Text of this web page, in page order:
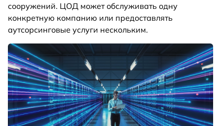
сооружений. ЦОД может обслуживать одну
конкретную компанию или предоставлять
аутсорсинговые услуги нескольким.